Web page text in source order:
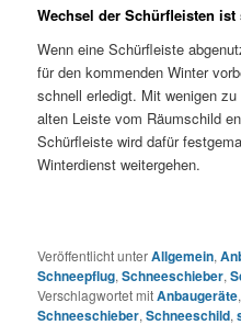
Wechsel der Schürfleisten
Wenn eine Schürfleiste
für den kommenden Winter
schnell erledigt. Mit wenigen
alten Leiste vom Räumschild
Schürfleiste wird dafür
Winterdienst weitergehen.
Veröffentlicht unterAllgemein,
Schneepflug,Schneeschieber,
Verschlagwortet mitAnbaugeräte,
Schneeschieber,Schneeschild,